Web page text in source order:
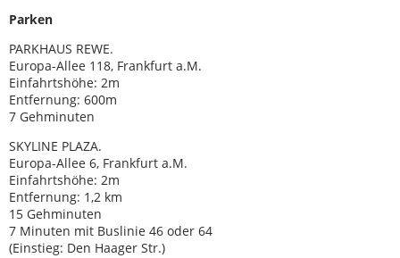
Parken
PARKHAUS REWE.
Europa-Allee 118, Frankfurt a.M.
Einfahrtshöhe: 2m
Entfernung: 600m
7 Gehminuten
SKYLINE PLAZA.
Europa-Allee 6, Frankfurt a.M.
Einfahrtshöhe: 2m
Entfernung: 1,2 km
15 Gehminuten
7 Minuten mit Buslinie 46 oder 64
(Einstieg: Den Haager Str.)